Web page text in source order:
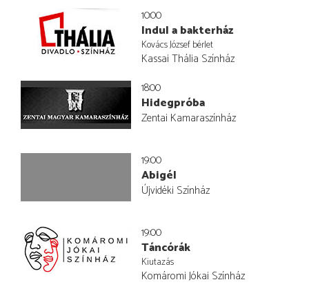
10:00
Indul a bakterház
Kovács József bérlet
Kassai Thália Színház
18:00
Hidegpróba
Zentai Kamaraszínház
19:00
Abigél
Újvidéki Színház
19:00
Táncórák
Kiutazás
Komáromi Jókai Színház